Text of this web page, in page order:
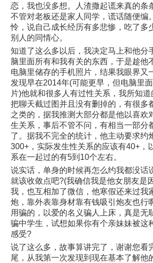
恋，我也没多想。人渣撒起谎来真的条
不管对老板还是家人同学，谎话随便编
怜，说自己成长经历有多悲惨，吃了多
别人的同情心。
知道了这么多以后，我决定马上和他分
脑里面所有和我有关的东西，于是趁他
电脑里储存的手机照片，结果我眼界又
发现早在2014年(可能更早，但电脑里
片)他就和很多人有过性关系，我所知
把聊天截过图并且没有删掉的，有很多
之类的，据我推测大部分都是他以喜欢
生关系，事后不管不问，有相当一部分
了。据我不完全的统计，他主动要求约
300+，实际发生性关系的应该有40+，
系在一起过的有5到10个左右。
说实话，单身的时候再怎么约我都没话
就该收敛点吧?(我确信我是他女朋友是
我，也互相加了微信，他寒假还来过我
炮，靠外表靠身材靠有钱吸引炮友也行
用骗的，以爱的名义骗人上床，真是无
骗中学生，试想如果你有个亲妹妹被这
感受?
说了这么多，故事算讲完了，谢谢您看
尾，从我第一次发现到现在基本了解他